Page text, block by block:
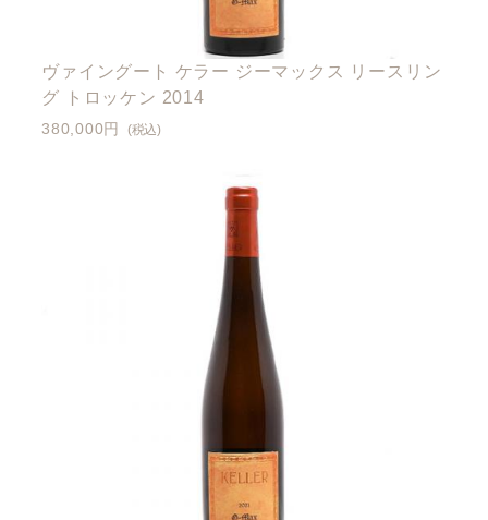
ヴァイングート ケラー ジーマックス リースリン
グ トロッケン 2014
380,000円 (税込)